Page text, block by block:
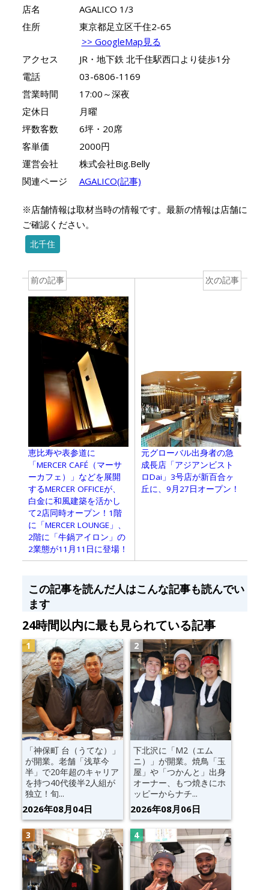
店名
AGALICO 1/3
住所
東京都足立区千住2-65
>> GoogleMap見る
アクセス
JR・地下鉄 北千住駅西口より徒歩1分
電話
03-6806-1169
営業時間
17:00～深夜
定休日
月曜
坪数客数
6坪・20席
客単価
2000円
運営会社
株式会社Big.Belly
関連ページ
AGALICO(記事)
※店舗情報は取材当時の情報です。最新の情報は店舗に
ご確認ください。
北千住
前の記事
恵比寿や表参道に
「MERCER CAFÉ（マーサ
ーカフェ）」などを展開
するMERCER OFFICEが、
白金に和風建築を活かし
て2店同時オープン！1階
に「MERCER LOUNGE」、
2階に「牛鍋アイロン」の
2業態が11月11日に登場！
次の記事
元グローバル出身者の急
成長店「アジアンビスト
ロDai」3号店が新百合ヶ
丘に、9月27日オープン！
この記事を読んだ人はこんな記事も読んでい
ます
24時間以内に最も見られている記事
「神保町 台（うてな）」
が開業。老舗「浅草今
半」で20年超のキャリア
を持つ40代後半2人組が
独立！旬...
2026年08月04日
下北沢に「M2（エム
ニ）」が開業。焼鳥「玉
屋」や「つかんと」出身
オーナー、もつ焼きにホ
ッピーからナチ...
2026年08月06日